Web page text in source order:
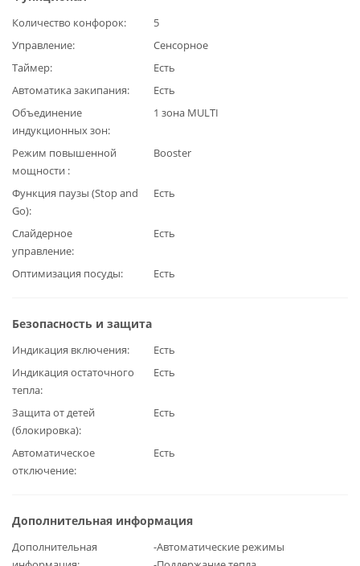
Количество конфорок
5
Управление
Сенсорное
Таймер
Есть
Автоматика закипания
Есть
Объединение
индукционных зон
1 зона MULTI
Режим повышенной
мощности
Booster
Функция паузы (Stop and
Go)
Есть
Слайдерное
управление
Есть
Оптимизация посуды Есть
Безопасность и защита
Индикация включения
Есть
Индикация остаточного
тепла
Есть
Защита от детей
(блокировка)
Есть
Автоматическое
отключение
Есть
Дополнительная информация
Дополнительная
-Автоматические режимы